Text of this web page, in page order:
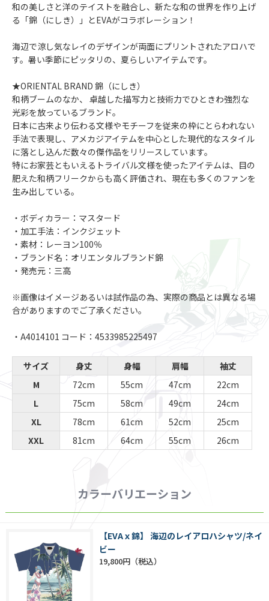
和の美しさと洋のテイストを融合し、新たな和の世界を作り上げ
る「錦（にしき）」とEVAがコラボレーション！
海辺で涼し気なレイのデザインが両面にプリントされたアロハで
す。暑い季節にピッタリの、夏らしいアイテムです。
★ORIENTAL BRAND 錦（にしき）
和柄ブームのなか、 卓越した描写力と技術力でひときわ強烈な
光彩を放っているブランド。
日本に古来より伝わる文様やモチーフを従来の枠にとらわれない
手法で表現し、アメカジアイテムを中心とした現代的なスタイル
に落とし込んだ数々の傑作品をリリースしています。
特にお家芸ともいえるトライバル文様を使ったアイテムは、目の
肥えた和柄フリークからも高く評価され、現在も多くのファンを
生み出している。
・ボディカラー：マスタード
・加工手法：インクジェット
・素材：レーヨン100％
・ブランド名：オリエンタルブランド錦
・発売元：三高
※画像はイメージあるいは試作品の為、実際の商品とは異なる場
合がありますのでご了承ください。
・A4014101 コード：4533985225497
サイズ 身丈 身幅 肩幅
袖丈
M
72cm 55cm 47cm
22cm
L
75cm 58cm 49cm
24cm
XL
78cm 61cm 52cm
25cm
XXL
81cm 64cm 55cm 26cm
カラーバリエーション
【EVAｘ錦】 海辺のレイアロハシャツ/ネイ
ビー
19,800円